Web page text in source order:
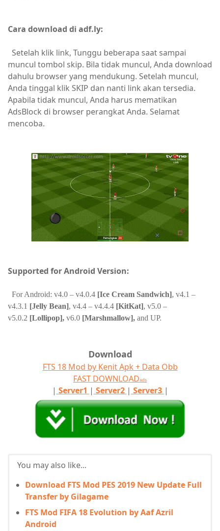
Cara download di adf.ly:
Setelah klik link, Tunggu beberapa saat sampai
muncul tombol skip. Bila tidak muncul, Anda download
dahulu browser yang mendukung. Setelah muncul,
Anda tinggal klik SKIP dan nanti link akan tersedia.
Apabila tidak muncul, Anda harus mematikan
AdsBlock di browser perangkat Anda. Selamat
mencoba.
Supported for Android Version:
For Android: v4.0 – v4.0.4 [Ice Cream Sandwich], v4.1 –
v4.3.1 [Jelly Bean], v4.4 – v4.4.4 [KitKat], v5.0 –
v5.0.2 [Lollipop], v6.0 [Marshmallow], and UP.
Download
FTS 18 Mod by Kenit Apk + Data Obb
FAST DOWNLOADads
| Server1 | Server2 | Server3 |
You may also like...
Download FTS Mod PES 2019 New Update Full
Transfer by Gilagame
FTS Mod FIFA 18 Evolution by Aaf Azril
Android